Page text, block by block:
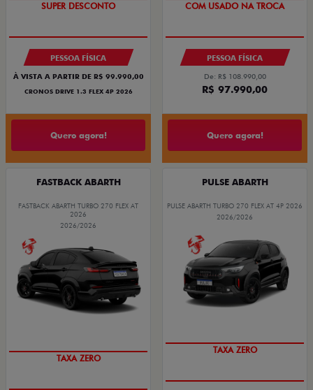
BÔNUS DE ATÉ R$ 14 MIL
PESSOA FÍSICA
À VISTA A PARTIR DE R$ 99.990,00
CRONOS DRIVE 1.3 FLEX 4P 2026
Quero agora!
SUPER DESCONTO
PESSOA FÍSICA
De: R$ 108.990,00
R$ 97.990,00
Quero agora!
FASTBACK ABARTH
FASTBACK ABARTH TURBO 270 FLEX AT
2026
2026/2026
SAIA DE FIAT 0KM
PULSE ABARTH
PULSE ABARTH TURBO 270 FLEX AT 4P 2026
2026/2026
SAIA DE FIAT 0KM